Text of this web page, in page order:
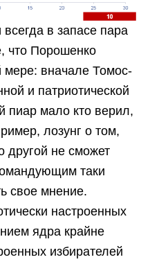
в запасе пара
что Порошенко
мере: вначале Томос-
и патриотической
пиар мало кто верил,
лозунг о том,
другой не сможет
таки
свое мнение.
настроенных
ядра крайне
избирателей